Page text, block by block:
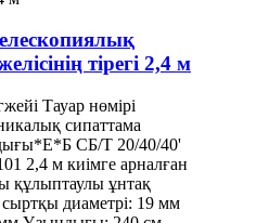
тірегі 2,4 м
Тауар нөмірі
сипаттама
СБ/Т 20/40/40'
2,4 м киімге арналған
құлыптаулы ұнтақ
диаметрі: 19 мм